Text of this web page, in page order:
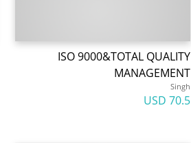
ISO 9000&TOTAL QUALITY
MANAGEMENT
Singh
70.5 USD